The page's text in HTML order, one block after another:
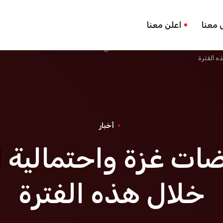
معنا اعلن معنا
الفترة
أخبار
غزة واحتمالية
خلال هذه الفترة